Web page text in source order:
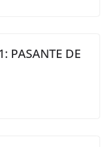
PASANTE DE